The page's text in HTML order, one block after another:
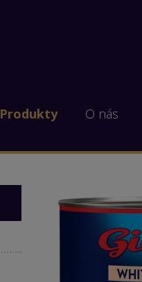
Produkty O nás